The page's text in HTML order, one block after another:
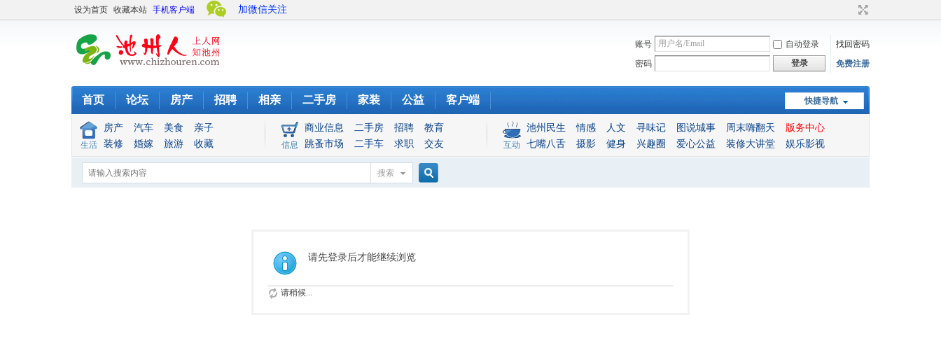
设为首页 收藏本站 手机客户端
账号 自动登录
找回密码
密码
登录 免费注册
快捷导航
首页 论坛 房产 招聘 相亲 二手房 家装 公益 客户端
生活
房产 汽车 美食
亲子
装修
婚嫁 旅游 收藏 信息
商业信息 二手房 招聘
教育
跳蚤市场
二手车 求职 交友 互动
池州民生 情感 人文 寻味记 图说城事 周末嗨翻天
版务中心
七嘴八舌
摄影 健身 兴趣圈 爱心公益 装修大讲堂 娱乐影视
加微信关注
搜索
请先登录后才能继续浏览
请稍候...